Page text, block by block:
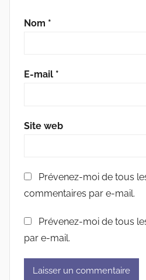
Nom *
E-mail *
Site web
Prévenez-moi de tous
commentaires par e-mail.
Prévenez-moi de tous
par e-mail.